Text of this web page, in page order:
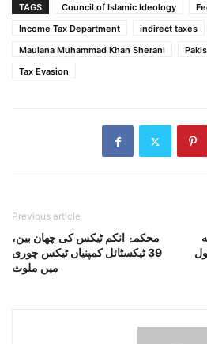
TAGS Council of Islamic Ideology
Income Tax Department
indirect taxes
Maulana Muhammad Khan Sherani
Tax Evasion
Previous article
محکمۂ انکم ٹیکس کی چھان بین،
39 ٹیکسٹائل کمپنیاں ٹیکس چوری
میں ملوث
نه